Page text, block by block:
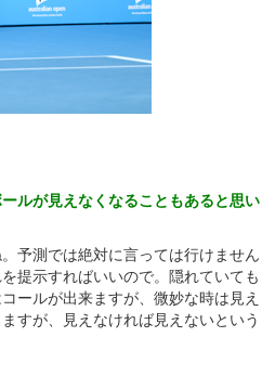
ルが見えなくなることもあると思い
予測では絶対に言っては行けません
提示すればいいので。隠れていても
ールが出来ますが、微妙な時は見え
すが、見えなければ見えないという